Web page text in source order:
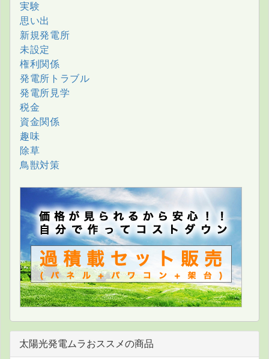
実験
思い出
新規発電所
未設定
権利関係
発電所トラブル
発電所見学
税金
資金関係
趣味
除草
鳥獣対策
太陽光発電ムラおススメの商品